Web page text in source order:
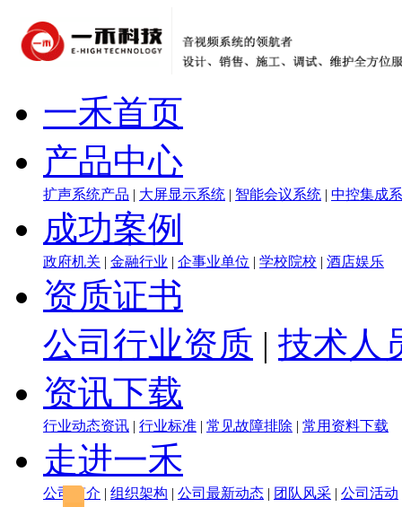
一禾首页
产品中心
扩声系统产品 | 大屏显示系统 | 智能会议系统 | 中控集成
成功案例
政府机关 | 金融行业 | 企事业单位 | 学校院校 | 酒店娱乐
资质证书
公司行业资质 | 技术人
资讯下载
行业动态资讯 | 行业标准 | 常见故障排除 | 常用资料下载
走进一禾
公司简介 | 组织架构 | 公司最新动态 | 团队风采 | 公司活动